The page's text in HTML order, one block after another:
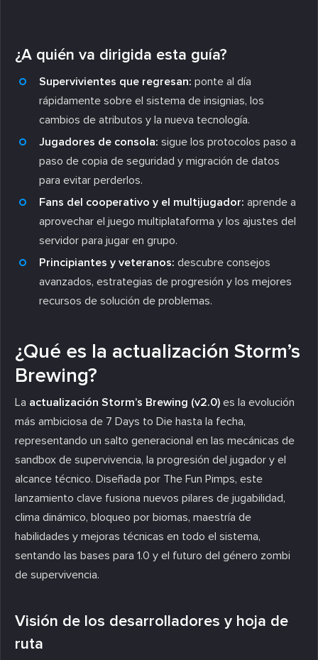
¿A quién va dirigida esta guía?
Supervivientes que regresan: ponte al día
rápidamente sobre el sistema de insignias, los
cambios de atributos y la nueva tecnología.
Jugadores de consola: sigue los protocolos paso a
paso de copia de seguridad y migración de datos
para evitar perderlos.
Fans del cooperativo y el multijugador: aprende a
aprovechar el juego multiplataforma y los ajustes del
servidor para jugar en grupo.
Principiantes y veteranos: descubre consejos
avanzados, estrategias de progresión y los mejores
recursos de solución de problemas.
¿Qué es la actualización Storm’s
Brewing?
La actualización Storm’s Brewing (v2.0) es la evolución
más ambiciosa de 7 Days to Die hasta la fecha,
representando un salto generacional en las mecánicas de
sandbox de supervivencia, la progresión del jugador y el
alcance técnico. Diseñada por The Fun Pimps, este
lanzamiento clave fusiona nuevos pilares de jugabilidad,
clima dinámico, bloqueo por biomas, maestría de
habilidades y mejoras técnicas en todo el sistema,
sentando las bases para 1.0 y el futuro del género zombi
de supervivencia.
Visión de los desarrolladores y hoja de
ruta